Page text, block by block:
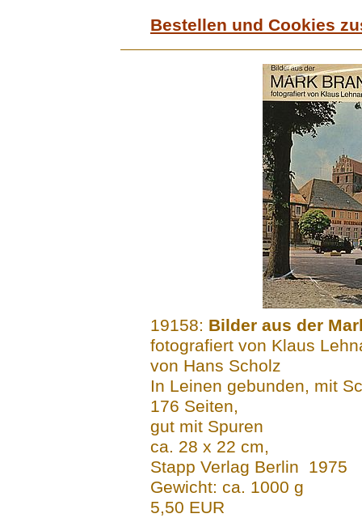
Bestellen und Cookies
19158: Bilder aus der
fotografiert von Klaus
von Hans Scholz
In Leinen gebunden, mit
176 Seiten,
gut mit Spuren
ca. 28 x 22 cm,
Stapp Verlag Berlin 1975
Gewicht: ca. 1000 g
5,50 EUR